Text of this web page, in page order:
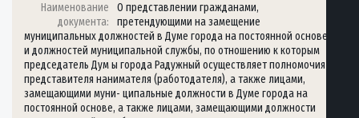
Наименование
документа:
О представлении гражданами,
претендующими на замещение
муниципальных должностей в Думе города на постоянной основе
и должностей муниципальной службы, по отношению к которым
председатель Дум ы города Радужный осуществляет полномочия
представителя нанимателя (работодателя), а также лицами,
замещающими муни- ципальные должности в Думе города на
постоянной основе, а также лицами, замещающими должности